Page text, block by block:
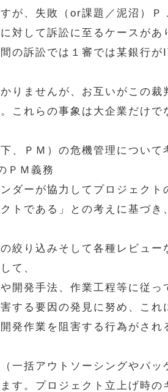
が、失敗（or課題／泥沼）Ｐ
対して訴訟に至るケースがあ
の訴訟では１審では某銀行が
りませんが、お互いがこの
これらの事象は大企業だけ
ＰＭ）の危機管理について
ＰＭ義務
ーが協力してプロジェク
トである」との考えに基づき
絞り込みそして各種レビュ
て、
開発手法、作業工程等に従っ
する要因の発見に努め、これ
発作業を阻害する行為がさ
一括アウトソーシングやパ
す。プロジェクト立上げ時